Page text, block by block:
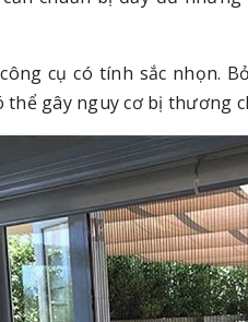
cụ có tính sắc nhọn.
gây nguy cơ bị thương